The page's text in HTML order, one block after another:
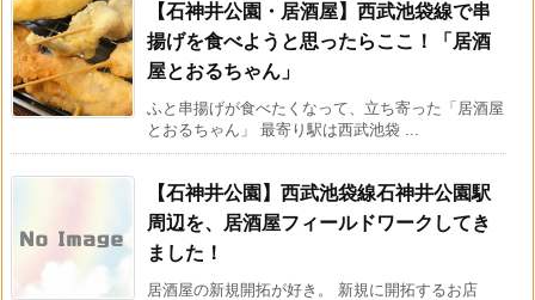
【石神井公園・居酒屋】西武池袋線で串
揚げを食べようと思ったらここ！「居酒
屋とおるちゃん」
ふと串揚げが食べたくなって、立ち寄った「居酒屋
とおるちゃん」 最寄り駅は西武池袋 ...
【石神井公園】西武池袋線石神井公園駅
周辺を、居酒屋フィールドワークしてき
ました！
居酒屋の新規開拓が好き。 新規に開拓するお店